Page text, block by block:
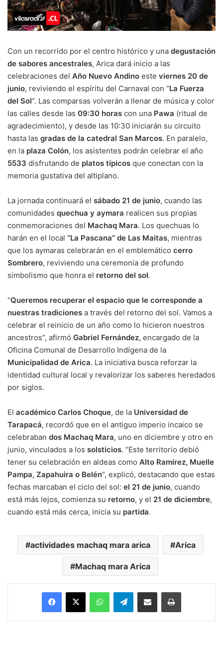
Con un recorrido por el centro histórico y una degustación
de sabores ancestrales, Arica dará inicio a las
celebraciones del Año Nuevo Andino este viernes 20 de
junio, reviviendo el espíritu del Carnaval con “La Fuerza
del Sol”. Las comparsas volverán a llenar de música y color
las calles desde las 09:30 horas con una Pawa (ritual de
agradecimiento), y desde las 10:30 iniciarán su circuito
hasta las gradas de la catedral San Marcos. En paralelo,
en la plaza Colón, los asistentes podrán celebrar el año
5533 disfrutando de platos típicos que conectan con la
memoria gustativa del altiplano.
La jornada continuará el sábado 21 de junio, cuando las
comunidades quechua y aymara realicen sus propias
conmemoraciones del Machaq Mara. Los quechuas lo
harán en el local “La Pascana” de Las Maitas, mientras
que los aymaras celebrarán en el emblemático cerro
Sombrero, reviviendo una ceremonia de profundo
simbolismo que honra el retorno del sol.
“Queremos recuperar el espacio que le corresponde a
nuestras tradiciones a través del retorno del sol. Vamos a
celebrar el reinicio de un año como lo hicieron nuestros
ancestros”, afirmó Gabriel Fernández, encargado de la
Oficina Comunal de Desarrollo Indígena de la
Municipalidad de Arica. La iniciativa busca reforzar la
identidad cultural local y revalorizar los saberes heredados
por siglos.
El académico Carlos Choque, de la Universidad de
Tarapacá, recordó que en el antiguo imperio incaico se
celebraban dos Machaq Mara, uno en diciembre y otro en
junio, vinculados a los solsticios. “Este territorio debió
tener su celebración en aldeas como Alto Ramírez, Muelle
Pampa, Zapahuira o Belén”, explicó, destacando que estas
fechas marcaban el ciclo del sol: el 21 de junio, cuando
está más lejos, comienza su retorno, y el 21 de diciembre,
cuando está más cerca, inicia su partida.
actividades machaq mara arica Arica
Machaq mara Arica
Facebook
X WhatsAppTelegramEnviar vía email Imprimir